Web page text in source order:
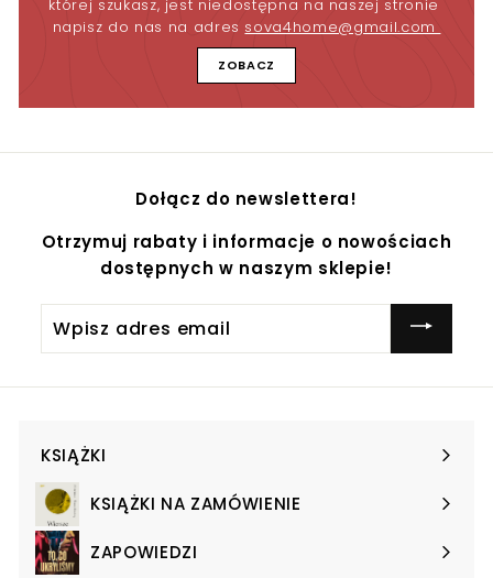
której szukasz, jest niedostępna na naszej stronie
napisz do nas na adres sova4home@gmail.com
ZOBACZ
Dołącz do newslettera!
Otrzymuj rabaty i informacje o nowościach
dostępnych w naszym sklepie!
adres
KSIĄŻKI
Expand
submenuKSIĄŻKI NA ZAMÓWIENIE
Expand
submenuZAPOWIEDZI
Expand